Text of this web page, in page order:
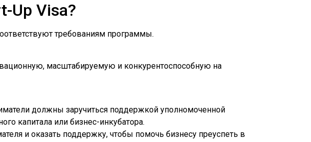
Up Visa?
требованиям программы.
масштабируемую и конкурентоспособную на
должны заручиться поддержкой уполномоченной
капитала или бизнес-инкубатора.
и оказать поддержку, чтобы помочь бизнесу преуспеть в